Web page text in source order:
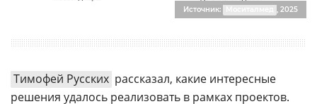
Источник: , 2025
Тимофей Русских рассказал, какие интересные
решения удалось реализовать в рамках проектов.